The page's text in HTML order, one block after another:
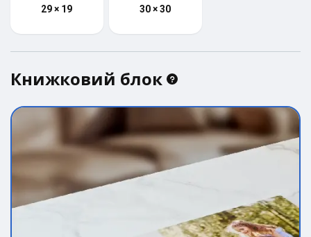
29 × 19 30 × 30
Книжковий блок